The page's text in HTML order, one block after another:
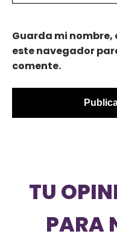
Guarda mi nombre,
este navegador
comente.
TU
PARA